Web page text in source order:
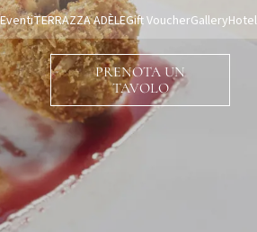
PRENOTA UN
TAVOLO
EventiTERRAZZA ADÈLEGift VoucherGalleryHotel